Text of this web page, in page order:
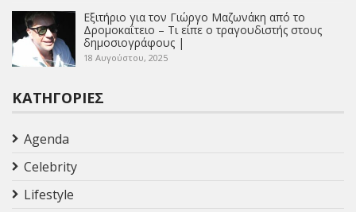
Εξιτήριο για τον Γιώργο Μαζωνάκη από το
Δρομοκαΐτειο – Τι είπε ο τραγουδιστής στους
δημοσιογράφους |
18 Αυγούστου, 2025
ΚΑΤΗΓΟΡΊΕΣ
Agenda
Celebrity
Lifestyle